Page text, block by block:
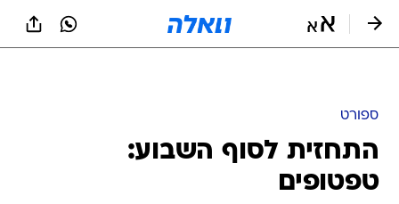
ספורט
התחזית לסוף השבוע:
טפטופים